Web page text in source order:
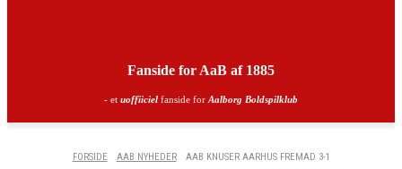
Fanside for AaB af 1885
- et uoffiiciel fanside for Aalborg Boldspilklub
FORSIDE AAB NYHEDER AAB KNUSER AARHUS FREMAD 3-1